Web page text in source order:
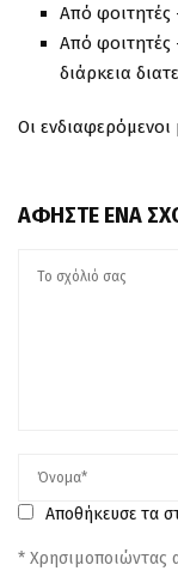
Από φοιτητές
Από φοιτητές
διάρκεια
Οι
ΑΦΉΣΤΕ ΈΝΑ
Αποθήκευσε τα
* Χρησιμοποιώντας